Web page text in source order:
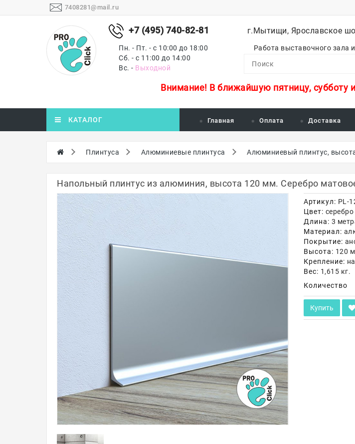
7408281@mail.ru
+7 (495) 740-82-81
Пн. - Пт. - с 10:00 до 18:00
Сб. - с 11:00 до 14:00
Вс. - Выходной
г.Мытищи, Ярославское
Работа выставочного зала
Внимание! В ближайшую пятницу, субботу
КАТАЛОГ Главная Оплата Доставка
Плинтуса Алюминиевые плинтуса Алюминиевый плинтус,
Напольный плинтус из алюминия, высота 120 мм. Серебро
Артикул: PL-
Цвет:
Длина: 3
Материал:
Покрытие:
Высота: 120
Крепление:
Вес: 1,615 кг.
Количество
Купить